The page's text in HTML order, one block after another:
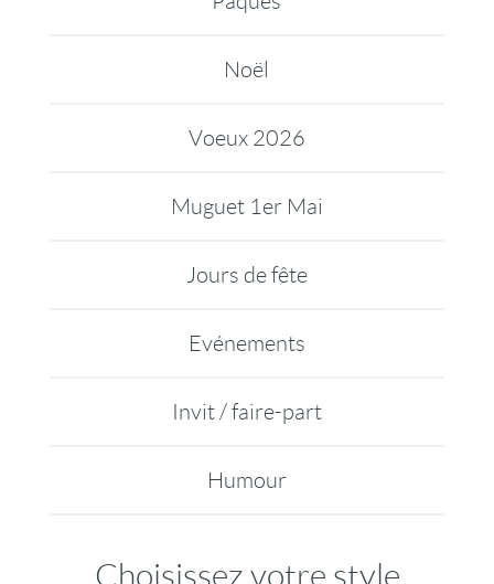
Noël
Voeux 2026
Muguet 1er Mai
Jours de fête
Evénements
Invit / faire-part
Humour
Choisissez votre style